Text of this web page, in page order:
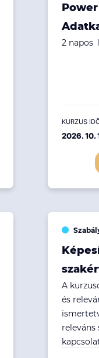
2 napos
KURZUS
2026. 10.
A
és
releváns